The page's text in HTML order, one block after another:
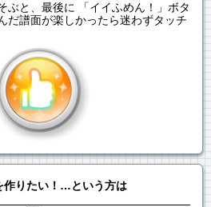
ぶと、最後に 「イイふめん！」ボタ
だ譜面が楽しかったら迷わずタッチ
作りたい！…という方は